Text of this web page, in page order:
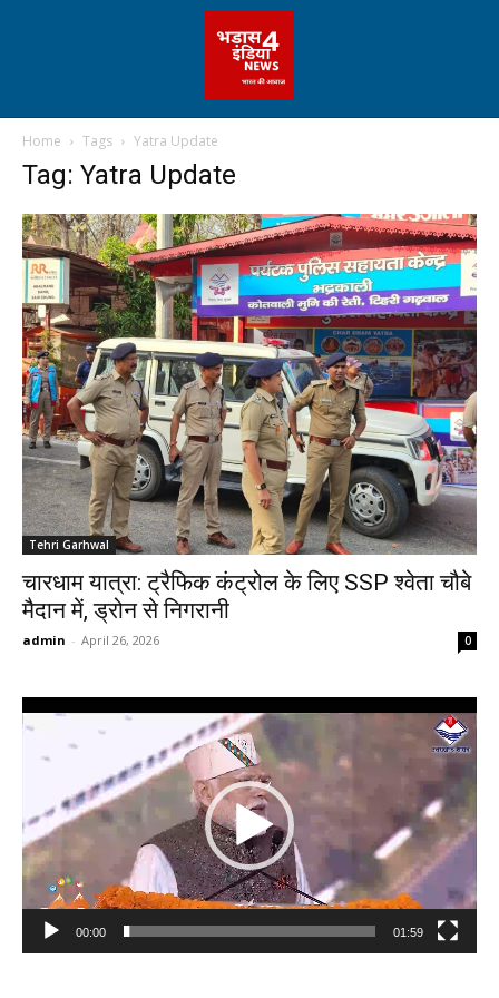
Home Tags Yatra Update
Tag: Yatra Update
Tehri Garhwal
चारधाम यात्रा: ट्रैफिक कंट्रोल के लिए SSP श्वेता चौबे
मैदान में, ड्रोन से निगरानी
admin - April 26, 2026 0
Video
Player
00:00 01:59